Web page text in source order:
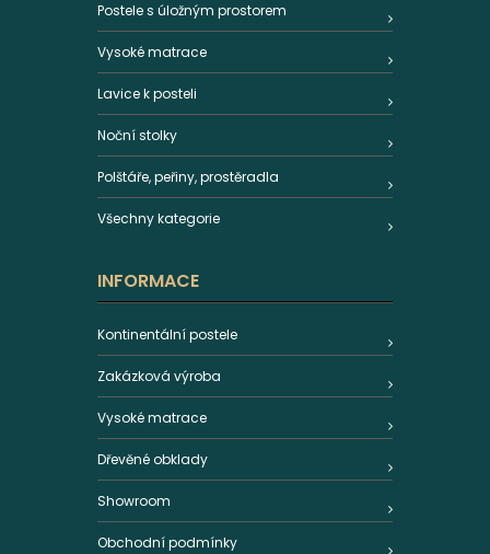
Postele s úložným prostorem
Vysoké matrace
Lavice k posteli
Noční stolky
Polštáře, peřiny, prostěradla
Všechny kategorie
INFORMACE
Kontinentální postele
Zakázková výroba
Vysoké matrace
Dřevěné obklady
Showroom
Obchodní podmínky